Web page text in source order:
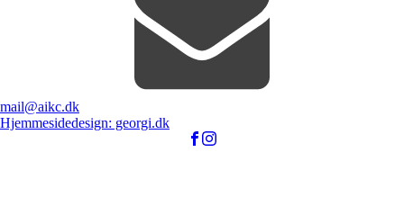
mail@aikc.dk
Hjemmesidedesign: georgi.dk